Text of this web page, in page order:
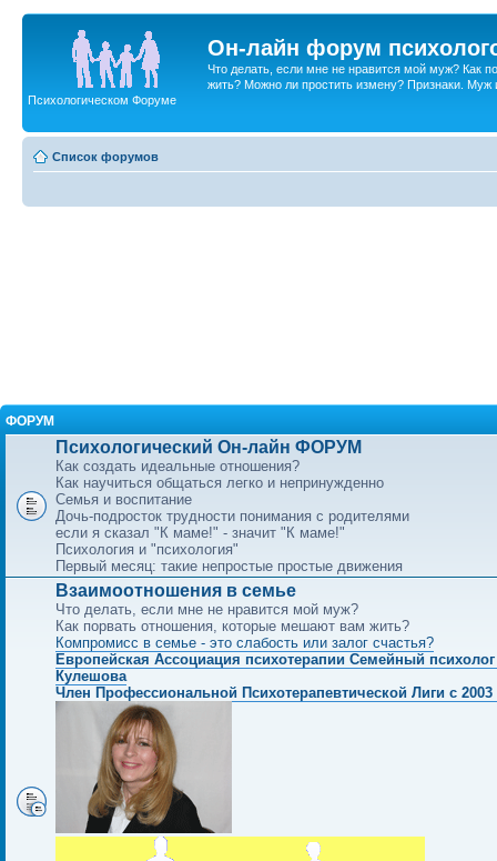
Он-лайн форум
Что делать, если мне не нравится мой муж? Как
жить? Можно ли простить измену? Признаки. Муж
Психологическом Форуме
Список форумов
ФОРУМ
Психологический Он-лайн ФОРУМ
Как создать идеальные отношения?
Как научиться общаться легко и непринужденно
Семья и воспитание
Дочь-подросток трудности понимания с родителями
если я сказал "К маме!" - значит "К маме!"
Психология и "психология"
Первый месяц: такие непростые простые движения
Взаимоотношения в семье
Что делать, если мне не нравится мой муж?
Как порвать отношения, которые мешают вам жить?
Компромисс в семье - это слабость или залог счастья?
Европейская Ассоциация психотерапии Семейный
Кулешова
Член Профессиональной Психотерапевтической Лиги с 2003